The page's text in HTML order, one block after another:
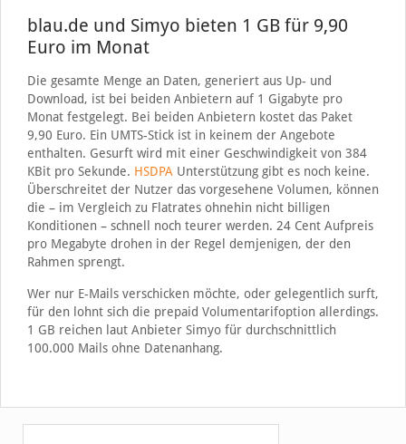
blau.de und Simyo bieten 1 GB für 9,90
Euro im Monat
Die gesamte Menge an Daten, generiert aus Up- und
Download, ist bei beiden Anbietern auf 1 Gigabyte pro
Monat festgelegt. Bei beiden Anbietern kostet das Paket
9,90 Euro. Ein UMTS-Stick ist in keinem der Angebote
enthalten. Gesurft wird mit einer Geschwindigkeit von 384
KBit pro Sekunde. HSDPA Unterstützung gibt es noch keine.
Überschreitet der Nutzer das vorgesehene Volumen, können
die – im Vergleich zu Flatrates ohnehin nicht billigen
Konditionen – schnell noch teurer werden. 24 Cent Aufpreis
pro Megabyte drohen in der Regel demjenigen, der den
Rahmen sprengt.
Wer nur E-Mails verschicken möchte, oder gelegentlich surft,
für den lohnt sich die prepaid Volumentarifoption allerdings.
1 GB reichen laut Anbieter Simyo für durchschnittlich
100.000 Mails ohne Datenanhang.